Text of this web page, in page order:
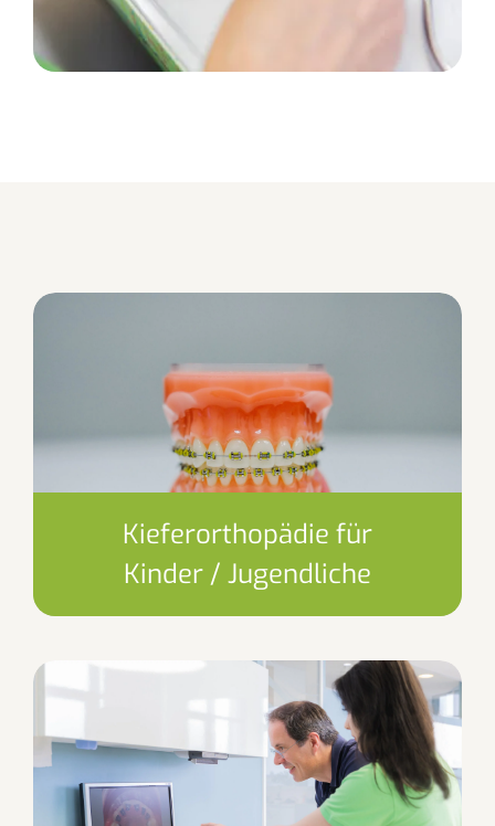
Kieferorthopädie für
Kinder / Jugendliche